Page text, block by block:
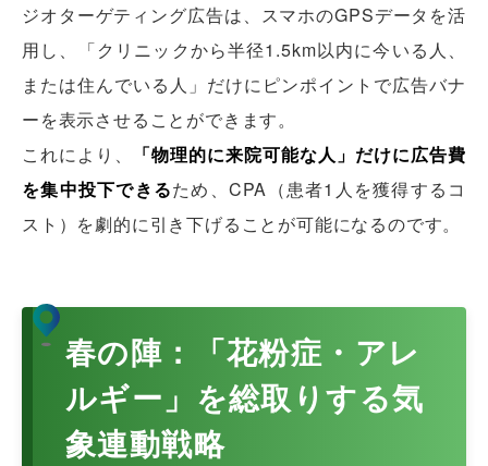
ジオターゲティング広告は、スマホのGPSデータを活
用し、「クリニックから半径1.5km以内に今いる人、
または住んでいる人」だけにピンポイントで広告バナ
ーを表示させることができます。
これにより、
「物理的に来院可能な人」だけに広告費
を集中投下できるため、CPA（患者1人を獲得するコ
スト）を劇的に引き下げることが可能になるのです。
春の陣：「花粉症・アレ
ルギー」を総取りする気
象連動戦略